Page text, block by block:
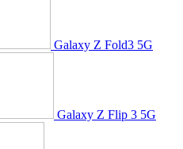
Galaxy Z Fold3 5G
Galaxy Z Flip 3 5G